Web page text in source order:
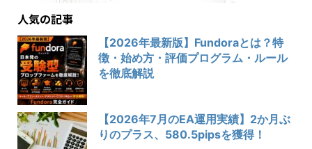
人気の記事
【2026年最新版】Fundoraとは？特
徴・始め方・評価プログラム・ルール
を徹底解説
【2026年7月のEA運用実績】2か月ぶ
りのプラス、580.5pipsを獲得！